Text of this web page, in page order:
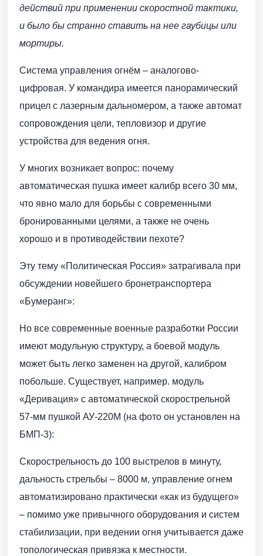
действий при применении скоростной тактики,
и было бы странно ставить на нее гаубицы или
мортиры.
Система управления огнём – аналогово-
цифровая. У командира имеется панорамический
прицел с лазерным дальномером, а также автомат
сопровождения цели, тепловизор и другие
устройства для ведения огня.
У многих возникает вопрос: почему
автоматическая пушка имеет калибр всего 30 мм,
что явно мало для борьбы с современными
бронированными целями, а также не очень
хорошо и в противодействии пехоте?
Эту тему «Политическая Россия» затрагивала при
обсуждении новейшего бронетранспортера
«Бумеранг»:
Но все современные военные разработки России
имеют модульную структуру, а боевой модуль
может быть легко заменен на другой, калибром
побольше. Существует, например. модуль
«Деривация» с автоматической скорострельной
57-мм пушкой АУ-220М (на фото он установлен на
БМП-3):
Скорострельность до 100 выстрелов в минуту,
дальность стрельбы – 8000 м, управление огнем
автоматизировано практически «как из будущего»
– помимо уже привычного оборудования и систем
стабилизации, при ведении огня учитывается даже
топологическая привязка к местности.